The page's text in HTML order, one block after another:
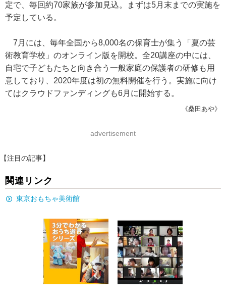
定で、毎回約70家族が参加見込。まずは5月末までの実施を
予定している。
7月には、毎年全国から8,000名の保育士が集う「夏の芸
術教育学校」のオンライン版を開校。全20講座の中には、
自宅で子どもたちと向き合う一般家庭の保護者の研修も用
意しており、2020年度は初の無料開催を行う。実施に向け
てはクラウドファンディングも6月に開始する。
《桑田あや》
advertisement
【注目の記事】
関連リンク
東京おもちゃ美術館